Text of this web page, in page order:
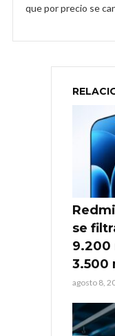
que por precio se
se
9.200
3.500
agosto 8,